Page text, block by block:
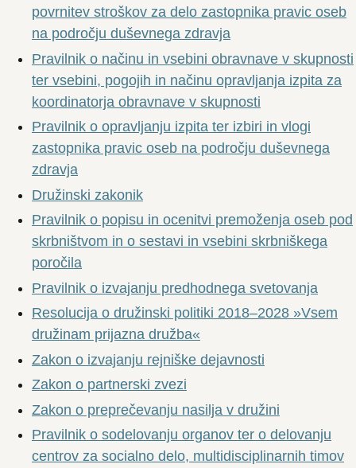
povrnitev stroškov za delo zastopnika pravic oseb
na področju duševnega zdravja
Pravilnik o načinu in vsebini obravnave v skupnosti
ter vsebini, pogojih in načinu opravljanja izpita za
koordinatorja obravnave v skupnosti
Pravilnik o opravljanju izpita ter izbiri in vlogi
zastopnika pravic oseb na področju duševnega
zdravja
Družinski zakonik
Pravilnik o popisu in ocenitvi premoženja oseb pod
skrbništvom in o sestavi in vsebini skrbniškega
poročila
Pravilnik o izvajanju predhodnega svetovanja
Resolucija o družinski politiki 2018–2028 »Vsem
družinam prijazna družba«
Zakon o izvajanju rejniške dejavnosti
Zakon o partnerski zvezi
Zakon o preprečevanju nasilja v družini
Pravilnik o sodelovanju organov ter o delovanju
centrov za socialno delo, multidisciplinarnih timov